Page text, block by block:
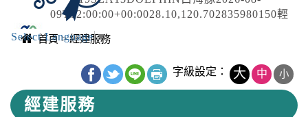
Select Language▼
09T12:00:00+00:0028.10,120.702835980150輕
度颱風SEVERE TROPICAL STORM2026-08-
10T12:00:00+00:0029.60,117.201523992-輕度
道路封閉
新北市 八里區 台61線 0K+0~2K+0。受損狀況/
管制原因: 淡江大橋強風預警性封閉管制自行車
道及人行道，氣象預測風速達7級風。
水庫放流
首頁>經建服務
字級設定： 大 中 小
經建服務